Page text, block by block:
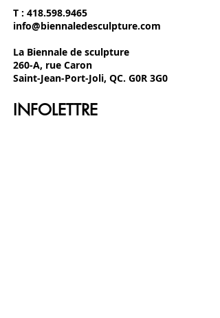
T : 418.598.9465
info@biennaledesculpture.com
La Biennale de sculpture
260-A, rue Caron
Saint-Jean-Port-Joli, QC. G0R 3G0
INFOLETTRE